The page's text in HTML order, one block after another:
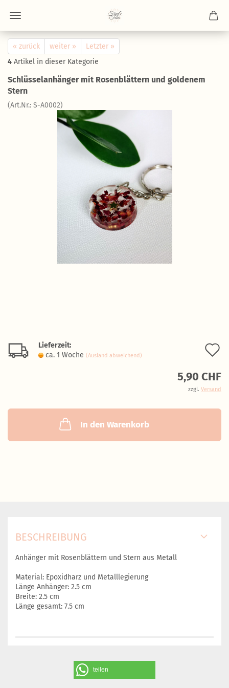
« zurück weiter »
Letzter »
4 Artikel in dieser Kategorie
Schlüsselanhänger mit Rosenblättern und goldenem
Stern
(Art.Nr.: S-A0002)
Lieferzeit:
ca. 1 Woche (Ausland abweichend)
5,90 CHF
zzgl. Versand
In den Warenkorb
BESCHREIBUNG
Anhänger mit Rosenblättern und Stern aus Metall
Material: Epoxidharz und Metalllegierung
Länge Anhänger: 2.5 cm
Breite: 2.5 cm
Länge gesamt: 7.5 cm
teilen